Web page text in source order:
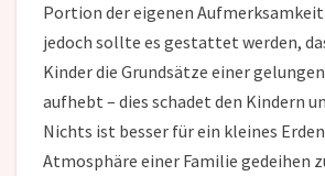
Portion der eigenen Aufmerksamkeit
jedoch sollte es gestattet werden,
Kinder die Grundsätze einer
aufhebt – dies schadet den Kindern
Nichts ist besser für ein kleines
Atmosphäre einer Familie gedeihen